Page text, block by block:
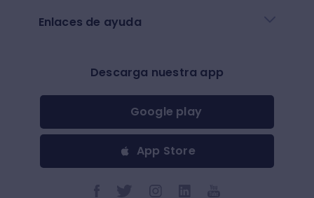
Enlaces de ayuda
Descarga nuestra app
Google play
App Store